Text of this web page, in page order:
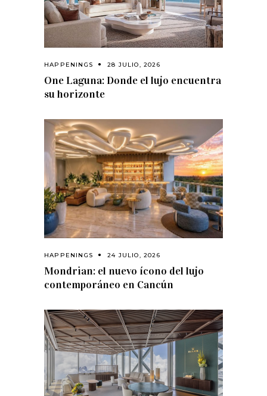
HAPPENINGS 28 JULIO, 2026
One Laguna: Donde el lujo encuentra
su horizonte
HAPPENINGS 24 JULIO, 2026
Mondrian: el nuevo ícono del lujo
contemporáneo en Cancún